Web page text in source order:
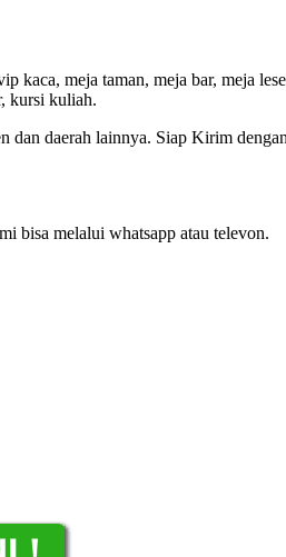
kaca, meja taman, meja bar, meja
kursi kuliah.
daerah lainnya. Siap Kirim
bisa melalui whatsapp atau televon.